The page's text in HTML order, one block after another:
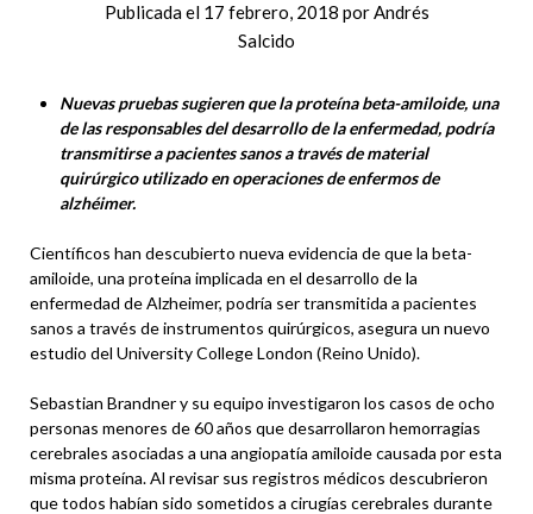
Publicada el 17 febrero, 2018 porAndrés
Salcido
Nuevas pruebas sugieren que la proteína beta-amiloide, una
de las responsables del desarrollo de la enfermedad, podría
transmitirse a pacientes sanos a través de material
quirúrgico utilizado en operaciones de enfermos de
alzhéimer.
Científicos han descubierto nueva evidencia de que la beta-
amiloide, una proteína implicada en el desarrollo de la
enfermedad de Alzheimer, podría ser transmitida a pacientes
sanos a través de instrumentos quirúrgicos, asegura un nuevo
estudio del University College London (Reino Unido).
Sebastian Brandner y su equipo investigaron los casos de ocho
personas menores de 60 años que desarrollaron hemorragias
cerebrales asociadas a una angiopatía amiloide causada por esta
misma proteína. Al revisar sus registros médicos descubrieron
que todos habían sido sometidos a cirugías cerebrales durante